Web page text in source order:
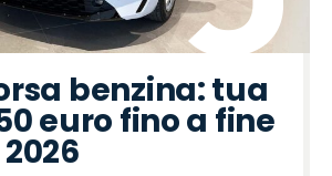
benzina: tua
euro fino a fine